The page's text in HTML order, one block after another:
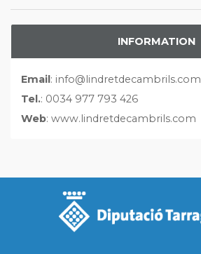
INFORMATION
Email: info@lindretdecambrils.com
Tel.: 0034 977 793 426
Web: www.lindretdecambrils.com